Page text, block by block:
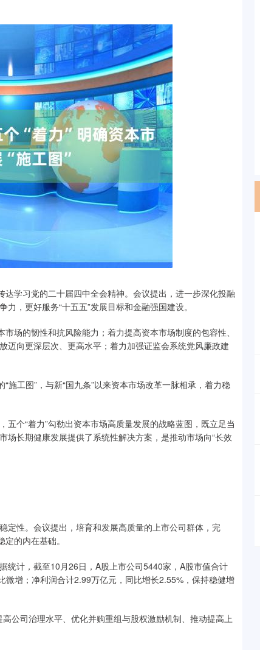
学习党的二十届四中全会精神。会议提出，进一步深化投融
，更好服务“十五五”发展目标和金融强国建设。
的韧性和抗风险能力；着力提高资本市场制度的包容性、
迈向更深层次、更高水平；着力加强证监会系统党风廉政建
工图”，与新“国九条”以来资本市场改革一脉相承，着力稳
个“着力”勾勒出资本市场高质量发展的战略蓝图，既立足当
长期健康发展提供了系统性解决方案，是推动市场向“长效
性。会议提出，培育和发展高质量的上市公司群体，完
的内在基础。
计，截至10月26日，A股上市公司5440家，A股市值合计
增；净利润合计2.99万亿元，同比增长2.55%，保持稳健增
公司治理水平、优化并购重组与股权激励机制、推动提高上